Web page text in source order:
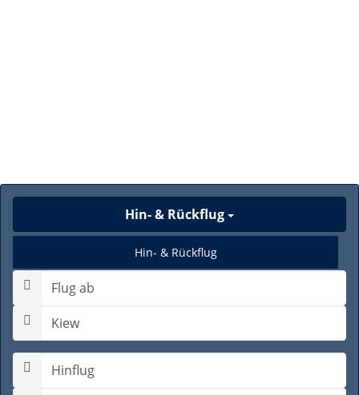
Hin- & Rückflug
Hin- & Rückflug
Hinflugdatum auswählen